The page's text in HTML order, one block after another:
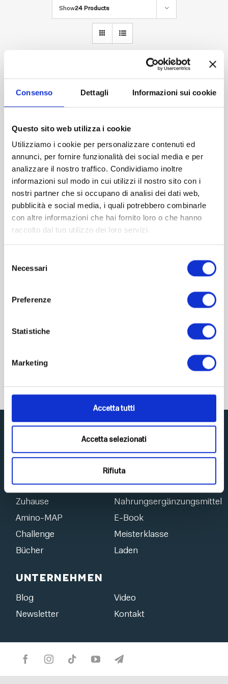
Consenso Dettagli Informazioni sui cookie
Questo sito web utilizza i cookie
Utilizziamo i cookie per personalizzare contenuti ed
annunci, per fornire funzionalità dei social media e per
analizzare il nostro traffico. Condividiamo inoltre
informazioni sul modo in cui utilizzi il nostro sito con i
nostri partner che si occupano di analisi dei dati web,
pubblicità e social media, i quali potrebbero combinarle
con altre informazioni che hai fornito loro o che hanno
raccolto dal tuo utilizzo dei loro servizi.
delNecessari
Preferenze
Statistiche
Marketing
Accetta tutti
Accetta selezionati
Rifiuta
Show24 Products
Cool bleiben in den Wechseljahren
Jede Frau wird älter – aber wie sie älter wird, entschei...
Entdecke Top Life
Zuhause
Nahrungsergänzungsmittel
Amino-MAP
E-Book
Challenge
Meisterklasse
Bücher
Laden
Unternehmen
Blog
Video
Newsletter
Kontakt